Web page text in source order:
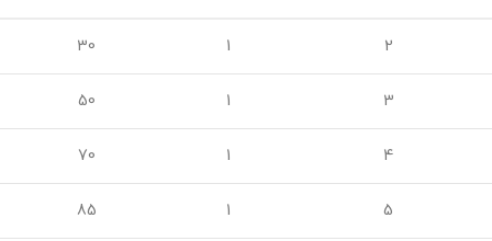
2
1
30
3
1
50
4
1
70
5
1
85